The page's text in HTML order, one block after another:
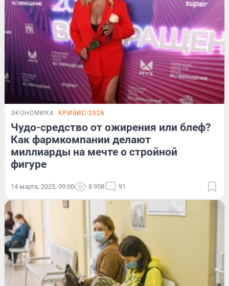
ЭКОНОМИКА КРИЗИС-2026
Чудо-средство от ожирения или блеф?
Как фармкомпании делают
миллиарды на мечте о стройной
фигуре
14 марта, 2025, 09:00 8 958 91